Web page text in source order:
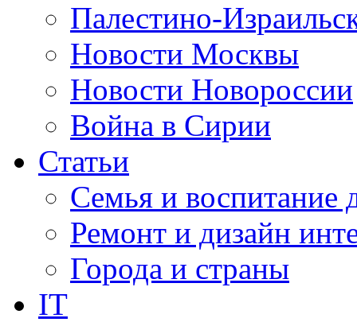
Палестино-
Новости Москвы
Новости Новороссии
Война в Сирии
Статьи
Семья и воспитание
Ремонт и дизайн
Города и страны
IT